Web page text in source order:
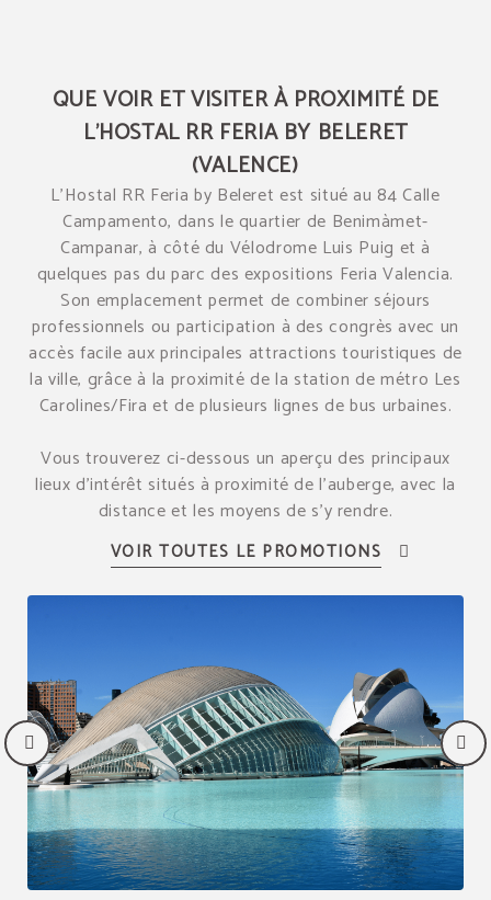
QUE VOIR ET VISITER À PROXIMITÉ DE
L’HOSTAL RR FERIA BY BELERET
(VALENCE)
L’Hostal RR Feria by Beleret est situé au 84 Calle
Campamento, dans le quartier de Benimàmet-
Campanar, à côté du Vélodrome Luis Puig et à
quelques pas du parc des expositions Feria Valencia.
Son emplacement permet de combiner séjours
professionnels ou participation à des congrès avec un
accès facile aux principales attractions touristiques de
la ville, grâce à la proximité de la station de métro Les
Carolines/Fira et de plusieurs lignes de bus urbaines.
Vous trouverez ci-dessous un aperçu des principaux
lieux d’intérêt situés à proximité de l’auberge, avec la
distance et les moyens de s’y rendre.